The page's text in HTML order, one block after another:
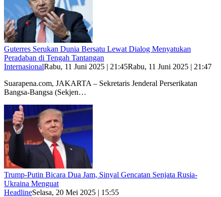
Guterres Serukan Dunia Bersatu Lewat Dialog Menyatukan
Peradaban di Tengah Tantangan
InternasionalRabu, 11 Juni 2025 | 21:45Rabu, 11 Juni 2025 | 21:47
Suarapena.com, JAKARTA – Sekretaris Jenderal Perserikatan
Bangsa-Bangsa (Sekjen…
Trump-Putin Bicara Dua Jam, Sinyal Gencatan Senjata Rusia-
Ukraina Menguat
HeadlineSelasa, 20 Mei 2025 | 15:55